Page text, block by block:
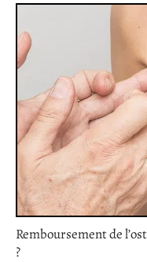
Remboursement de
?